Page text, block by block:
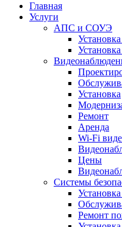
Главная
Услуги
АПС и СОУЭ
Установка
Ремонт
Аренда
Wi-Fi
Цены
Системы
Ремонт